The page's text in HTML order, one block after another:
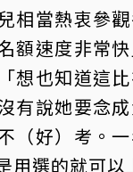
相當熱衷參
額速度非常
想也知道這
有說她要念
（好）考。
用選的就可以